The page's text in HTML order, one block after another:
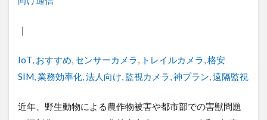
｜
Tags
IoT, おすすめ, センサーカメラ, トレイルカメラ,格安
SIM,業務効率化,法人向け, 監視カメラ,神プラン,遠隔監視
近年、野生動物による農作物被害や都市部での害獣問題
アルコールチェック
セキュリティ
クラウドWi-Fi
キャッシュレス決済
カメラ